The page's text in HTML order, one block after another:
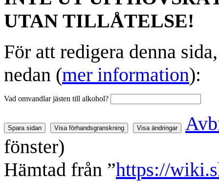
UTAN TILLÅTELSE!
För att redigera denna
nedan (mer information):
Vad omvandlar jästen till alkohol?
fönster)
Hämtad från ”https://